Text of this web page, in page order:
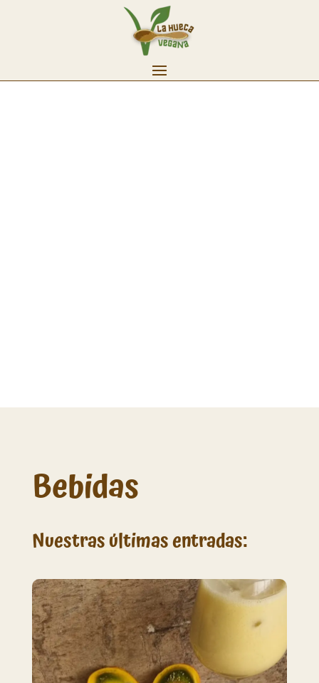
Bebidas
Nuestras últimas entradas: